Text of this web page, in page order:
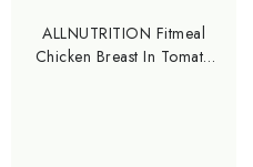
ALLNUTRITION Fitmeal
Chicken Breast In Tomato